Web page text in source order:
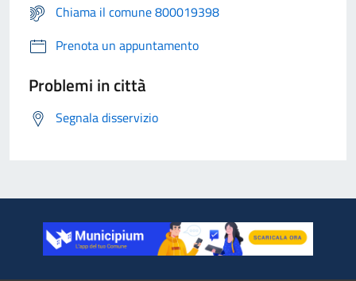
Chiama il comune 800019398
Prenota un appuntamento
Problemi in città
Segnala disservizio